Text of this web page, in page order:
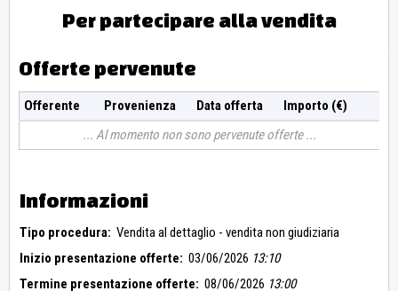
Per partecipare alla vendita
Offerte pervenute
Offerente Provenienza Data offerta
Importo (€)
Al momento non sono pervenute offerte
Informazioni
Tipo procedura: Vendita al dettaglio - vendita non giudiziaria
Inizio presentazione offerte: 03/06/2026 13:10
Termine presentazione offerte: 08/06/2026 13:00